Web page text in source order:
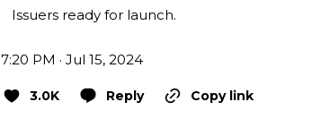
Issuers ready for launch.
7:20 PM · Jul 15, 2024
3.0K Reply
Copy link